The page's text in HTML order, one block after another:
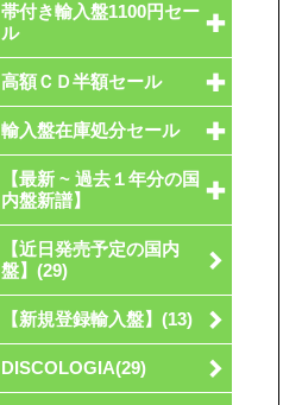
帯付き輸入盤1100円セー
ル
高額ＣＤ半額セール
輸入盤在庫処分セール
【最新 ~ 過去１年分の国
内盤新譜】
【近日発売予定の国内
盤】(29)
【新規登録輸入盤】(13)
DISCOLOGIA(29)